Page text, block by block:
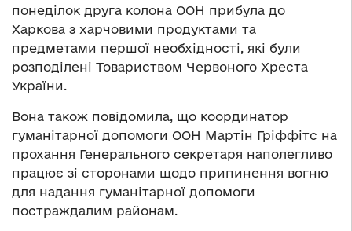
понеділок друга колона ООН прибула до
Харкова з харчовими продуктами та
предметами першої необхідності, які були
розподілені Товариством Червоного Хреста
України.
Вона також повідомила, що координатор
гуманітарної допомоги ООН Мартін Гріффітс на
прохання Генерального секретаря наполегливо
працює зі сторонами щодо припинення вогню
для надання гуманітарної допомоги
постраждалим районам.